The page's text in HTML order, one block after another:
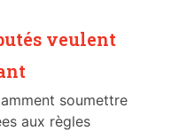
veulent
soumettre
aux règles